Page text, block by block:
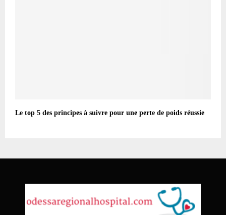
Le top 5 des principes à suivre pour une perte de poids réussie